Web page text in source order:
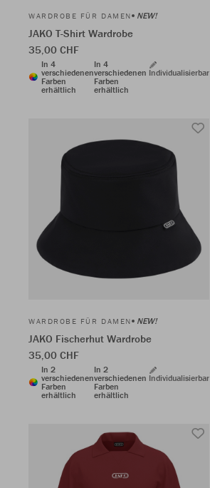
WARDROBE FÜR DAMEN NEW!
JAKO T-Shirt Wardrobe
35,00 CHF
In 4
verschiedenen
Farben
erhältlich
In 4
verschiedenen
Farben
erhältlich
Individualisierbar
WARDROBE FÜR DAMEN NEW!
JAKO Fischerhut Wardrobe
35,00 CHF
In 2
verschiedenen
Farben
erhältlich
In 2
verschiedenen
Farben
erhältlich
Individualisierbar